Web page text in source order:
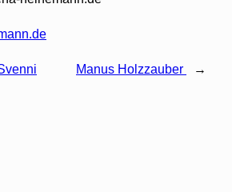
Manus Holzzauber →